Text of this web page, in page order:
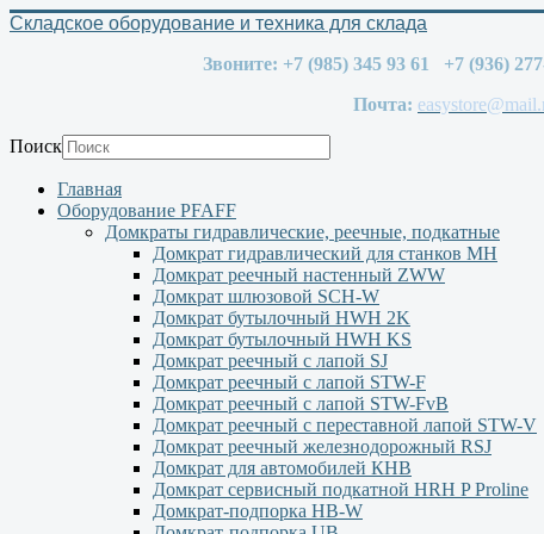
Складское оборудование и техника для склада
Звоните: +7 (985) 345 93 61 +7 (936)
Почта:
Поиск
Главная
Оборудование PFAFF
Домкраты гидравлические, реечные, подкатные
Домкрат гидравлический для станков МН
Домкрат реечный настенный ZWW
Домкрат шлюзовой SCH-W
Домкрат бутылочный HWH 2K
Домкрат бутылочный HWH KS
Домкрат реечный с лапой SJ
Домкрат реечный с лапой STW-F
Домкрат реечный с лапой STW-FvB
Домкрат реечный с переставной лапой STW-V
Домкрат реечный железнодорожный RSJ
Домкрат для автомобилей КНВ
Домкрат сервисный подкатной НRH P Proline
Домкрат-подпорка HB-W